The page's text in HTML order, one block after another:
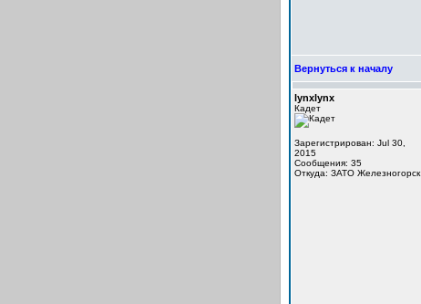
Вернуться к началу
lynxlynx
Кадет
Зарегистрирован: Jul 30,
2015
Сообщения: 35
Откуда: ЗАТО Железногорск